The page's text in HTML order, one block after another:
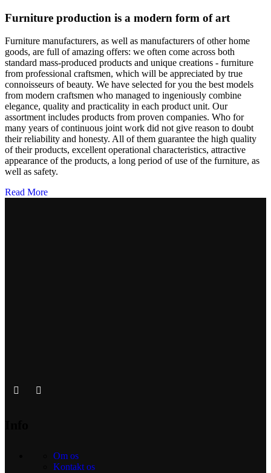
Furniture production is a modern form of art
Furniture manufacturers, as well as manufacturers of other home
goods, are full of amazing offers: we often come across both
standard mass-produced products and unique creations - furniture
from professional craftsmen, which will be appreciated by true
connoisseurs of beauty. We have selected for you the best models
from modern craftsmen who managed to ingeniously combine
elegance, quality and practicality in each product unit. Our
assortment includes products from proven companies. Who for
many years of continuous joint work did not give reason to doubt
their reliability and honesty. All of them guarantee the high quality
of their products, excellent operational characteristics, attractive
appearance of the products, a long period of use of the furniture, as
well as safety.
Read More
Om os
Kontakt os